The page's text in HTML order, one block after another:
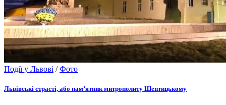
Події у Львові /Фото
Львівські страсті, або пам’ятник митрополиту Шептицькому